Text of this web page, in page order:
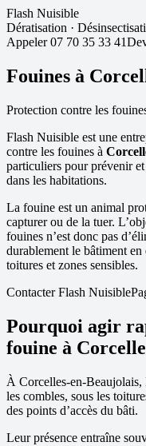
Flash Nuisible
Dératisation ·
Appeler 07 70 35 33 41
Fouines à
Protection contre les
Flash Nuisible est une
contre les fouines à
particuliers pour prévenir
dans les habitations.
La fouine est un animal
capturer ou de la tuer.
fouines n’est donc pas
durablement le bâtiment
toitures et zones sensibles.
Contacter Flash Nuisible
Pourquoi agir
fouine à
À Corcelles-en-Beaujolais,
les combles, sous les
des points d’accès du bâti.
Leur présence entraîne